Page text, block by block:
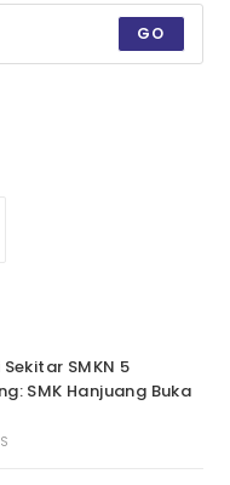
GO
SMKN 5
SMK Hanjuang Buka